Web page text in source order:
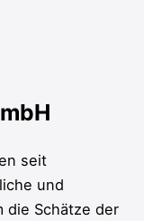
seit
und
die Schätze der